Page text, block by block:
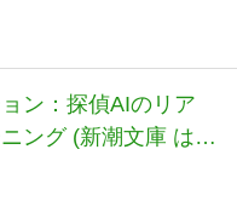
ン：探偵AIのリア
ング (新潮文庫 は